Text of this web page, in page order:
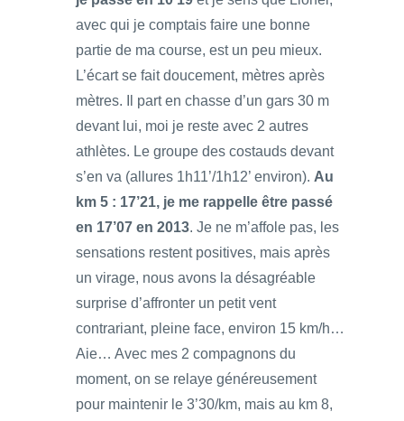
avec qui je comptais faire une bonne
partie de ma course, est un peu mieux.
L’écart se fait doucement, mètres après
mètres. Il part en chasse d’un gars 30 m
devant lui, moi je reste avec 2 autres
athlètes. Le groupe des costauds devant
s’en va (allures 1h11’/1h12’ environ). Au
km 5 : 17’21, je me rappelle être passé
en 17’07 en 2013. Je ne m’affole pas, les
sensations restent positives, mais après
un virage, nous avons la désagréable
surprise d’affronter un petit vent
contrariant, pleine face, environ 15 km/h…
Aie… Avec mes 2 compagnons du
moment, on se relaye généreusement
pour maintenir le 3’30/km, mais au km 8,